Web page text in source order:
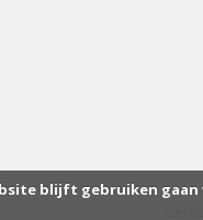
blijft gebruiken